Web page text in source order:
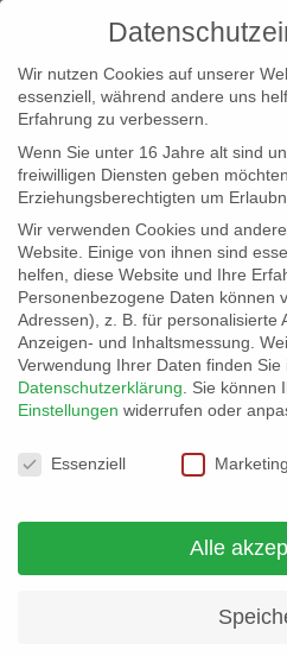
info@erfolgreich-
+4940 46 777 230
Wir nutzen Cookies auf unserer
essenziell, während andere uns
Erfahrung zu verbessern.
Wenn Sie unter 16 Jahre alt sind
freiwilligen Diensten geben
Erziehungsberechtigten um
Wir verwenden Cookies und
Website. Einige von ihnen sind
helfen, diese Website und Ihre
Personenbezogene Daten können
Adressen), z. B. für personalisierte
Anzeigen- und Inhaltsmessung.
Verwendung Ihrer Daten finden Sie
Datenschutzerklärung
Sie können
Einstellungen widerrufen oder
Datenschutzeinstellungen
Essenziell Marketing
Alle